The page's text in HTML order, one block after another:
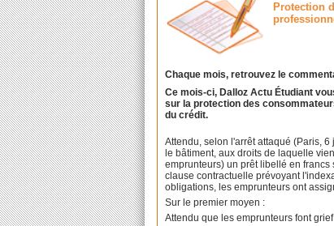
Protection
Chaque mois, retrouvez le
Ce mois-ci, Dalloz Actu Étudiant
sur la protection des
du crédit.
Attendu, selon l'arrêt attaqué (Paris,
le bâtiment, aux droits de laquelle
emprunteurs) un prêt libellé en
clause contractuelle prévoyant
obligations, les emprunteurs ont
Sur le premier moyen :
Attendu que les emprunteurs font